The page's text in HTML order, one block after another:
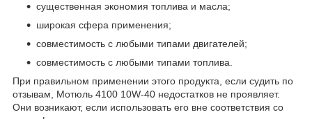
существенная экономия топлива и масла;
широкая сфера применения;
совместимость с любыми типами двигателей;
совместимость с любыми типами топлива.
При правильном применении этого продукта, если судить по
отзывам, Мотюль 4100 10W-40 недостатков не проявляет.
Они возникают, если использовать его вне соответствия со